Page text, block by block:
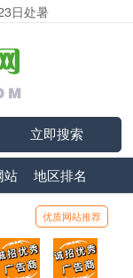
日处暑
立即搜索
站 地区排名
优质网站推荐
元/年
讯云
惠打折，99元/年
顶部广告位5
广告位招商_